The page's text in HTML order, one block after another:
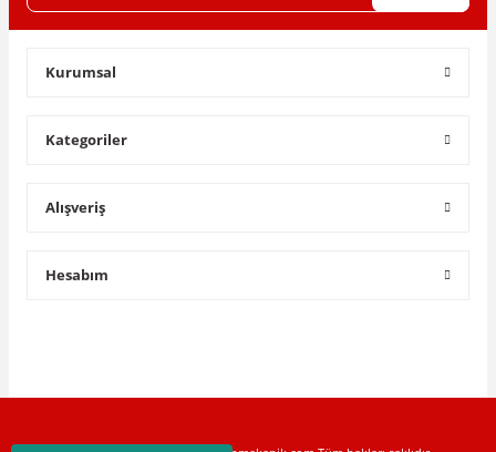
Kurumsal
Kategoriler
Alışveriş
Hesabım